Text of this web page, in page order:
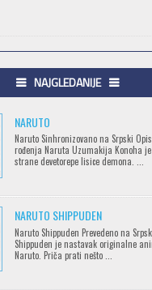
.HACK//GIFT
.HACK//LIMINALITY
Feb 12 2023 |Gledaj »
SOVA I EKIPA
Feb 12 2023 |Gledaj »
NAJGLEDANIJE
NARUTO
Naruto Sinhronizovano na Srpski
rođenja Naruta Uzumakija Konoha
strane devetorepe lisice demona. ...
NARUTO SHIPPUDEN
Naruto Shippuden Prevedeno na
Shippuden je nastavak originalne
Naruto. Priča prati nešto ...